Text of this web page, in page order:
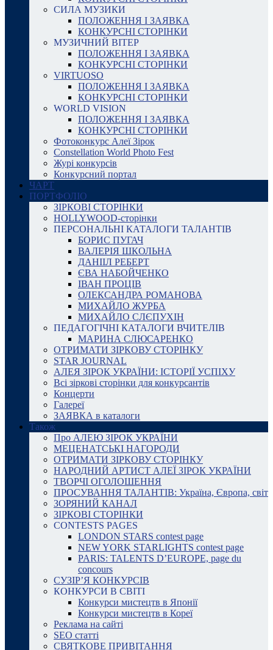
СИЛА МУЗИКИ
ПОЛОЖЕННЯ І ЗАЯВКА
КОНКУРСНІ СТОРІНКИ
МУЗИЧНИЙ ВІТЕР
ПОЛОЖЕННЯ І ЗАЯВКА
КОНКУРСНІ СТОРІНКИ
VIRTUOSO
ПОЛОЖЕННЯ І ЗАЯВКА
КОНКУРСНІ СТОРІНКИ
WORLD VISION
ПОЛОЖЕННЯ І ЗАЯВКА
КОНКУРСНІ СТОРІНКИ
Фотоконкурс Алеї Зірок
Constellation World Photo Fest
Журі конкурсів
Конкурсний портал
ЧАРТ
ПОРТФОЛІО
ЗІРКОВІ СТОРІНКИ
HOLLYWOOD-сторінки
ПЕРСОНАЛЬНІ КАТАЛОГИ ТАЛАНТІВ
БОРИС ПУГАЧ
ВАЛЕРІЯ ШКОЛЬНА
ДАНІІЛ РЕБЕРТ
ЄВА НАБОЙЧЕНКО
ІВАН ПРОЦІВ
ОЛЕКСАНДРА РОМАНОВА
МИХАЙЛО ЖУРБА
МИХАЙЛО СЛЄПУХІН
ПЕДАГОГІЧНІ КАТАЛОГИ ВЧИТЕЛІВ
МАРИНА СЛЮСАРЕНКО
ОТРИМАТИ ЗІРКОВУ СТОРІНКУ
STAR JOURNAL
АЛЕЯ ЗІРОК УКРАЇНИ: ІСТОРІЇ УСПІХУ
Всі зіркові сторінки для конкурсантів
Концерти
Галереї
ЗАЯВКА в каталоги
Також
Про АЛЕЮ ЗІРОК УКРАЇНИ
МЕЦЕНАТСЬКІ НАГОРОДИ
ОТРИМАТИ ЗІРКОВУ СТОРІНКУ
НАРОДНИЙ АРТИСТ АЛЕЇ ЗІРОК УКРАЇНИ
ТВОРЧІ ОГОЛОШЕННЯ
ПРОСУВАННЯ ТАЛАНТІВ: Україна, Європа, світ
ЗОРЯНИЙ КАНАЛ
ЗІРКОВІ СТОРІНКИ
CONTESTS PAGES
LONDON STARS contest page
NEW YORK STARLIGHTS contest page
PARIS: TALENTS D’EUROPE, page du
concours
СУЗІР’Я КОНКУРСІВ
КОНКУРСИ В СВІТІ
Конкурси мистецтв в Японії
Конкурси мистецтв в Кореї
Реклама на сайті
SEO статті
СВЯТКОВЕ ПРИВІТАННЯ